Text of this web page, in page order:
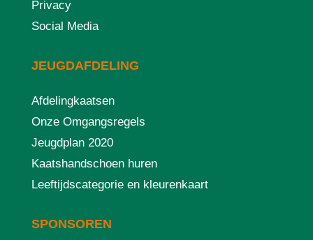
Privacy
Social Media
JEUGDAFDELING
Afdelingkaatsen
Onze Omgangsregels
Jeugdplan 2020
Kaatshandschoen huren
Leeftijdscategorie en kleurenkaart
SPONSOREN